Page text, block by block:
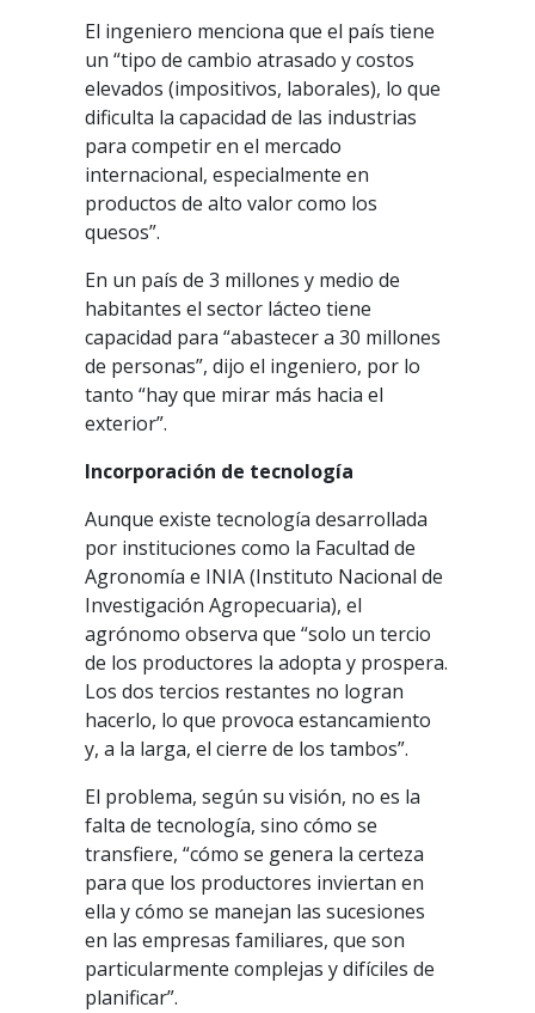
El ingeniero menciona que el país tiene
un “tipo de cambio atrasado y costos
elevados (impositivos, laborales), lo que
dificulta la capacidad de las industrias
para competir en el mercado
internacional, especialmente en
productos de alto valor como los
quesos”.
En un país de 3 millones y medio de
habitantes el sector lácteo tiene
capacidad para “abastecer a 30 millones
de personas”, dijo el ingeniero, por lo
tanto “hay que mirar más hacia el
exterior”.
Incorporación de tecnología
Aunque existe tecnología desarrollada
por instituciones como la Facultad de
Agronomía e INIA (Instituto Nacional de
Investigación Agropecuaria), el
agrónomo observa que “solo un tercio
de los productores la adopta y prospera.
Los dos tercios restantes no logran
hacerlo, lo que provoca estancamiento
y, a la larga, el cierre de los tambos”.
El problema, según su visión, no es la
falta de tecnología, sino cómo se
transfiere, “cómo se genera la certeza
para que los productores inviertan en
ella y cómo se manejan las sucesiones
en las empresas familiares, que son
particularmente complejas y difíciles de
planificar”.